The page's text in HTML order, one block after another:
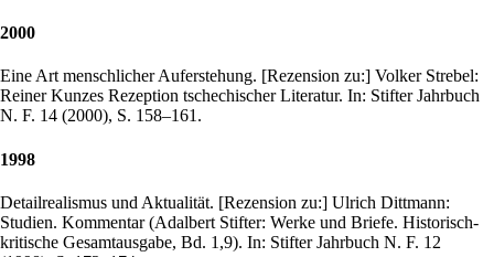
2000
Eine Art menschlicher Auferstehung. [Rezension zu:] Volker Strebel:
Reiner Kunzes Rezeption tschechischer Literatur. In: Stifter Jahrbuch
N. F. 14 (2000), S. 158–161.
1998
Detailrealismus und Aktualität. [Rezension zu:] Ulrich Dittmann:
Studien. Kommentar (Adalbert Stifter: Werke und Briefe. Historisch-
kritische Gesamtausgabe, Bd. 1,9). In: Stifter Jahrbuch N. F. 12